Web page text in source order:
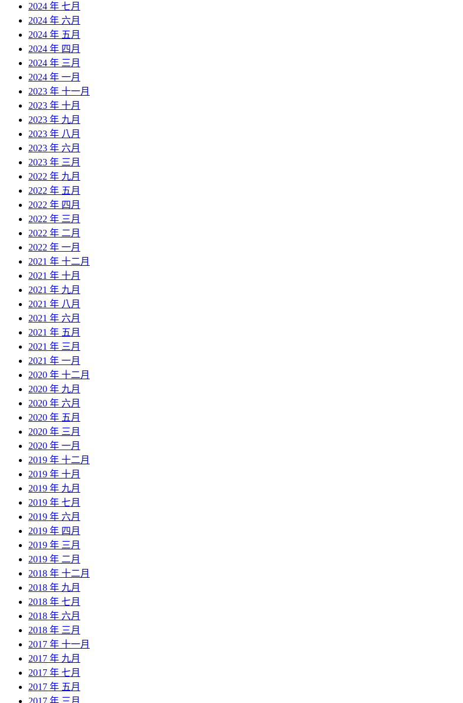
2024 年 七月
2024 年 六月
2024 年 五月
2024 年 四月
2024 年 三月
2024 年 一月
2023 年 十一月
2023 年 十月
2023 年 九月
2023 年 八月
2023 年 六月
2023 年 三月
2022 年 九月
2022 年 五月
2022 年 四月
2022 年 三月
2022 年 二月
2022 年 一月
2021 年 十二月
2021 年 十月
2021 年 九月
2021 年 八月
2021 年 六月
2021 年 五月
2021 年 三月
2021 年 一月
2020 年 十二月
2020 年 九月
2020 年 六月
2020 年 五月
2020 年 三月
2020 年 一月
2019 年 十二月
2019 年 十月
2019 年 九月
2019 年 七月
2019 年 六月
2019 年 四月
2019 年 三月
2019 年 二月
2018 年 十二月
2018 年 九月
2018 年 七月
2018 年 六月
2018 年 三月
2017 年 十一月
2017 年 九月
2017 年 七月
2017 年 五月
2017 年 三月